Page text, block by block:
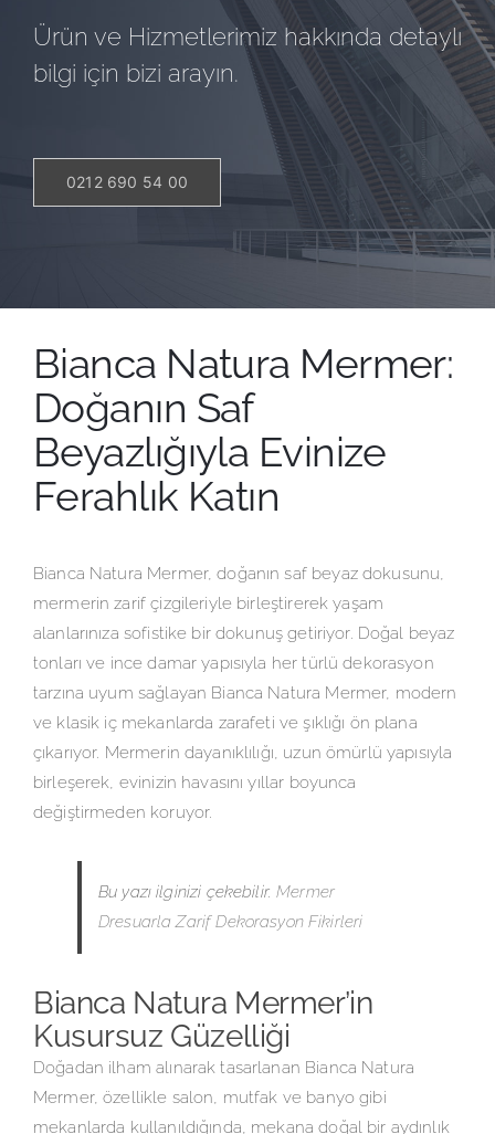
Ürün ve Hizmetlerimiz hakkında detaylı
bilgi için bizi arayın.
0212 690 54 00
Bianca Natura Mermer:
Doğanın Saf
Beyazlığıyla Evinize
Ferahlık Katın
Bianca Natura Mermer, doğanın saf beyaz dokusunu,
mermerin zarif çizgileriyle birleştirerek yaşam
alanlarınıza sofistike bir dokunuş getiriyor. Doğal beyaz
tonları ve ince damar yapısıyla her türlü dekorasyon
tarzına uyum sağlayan Bianca Natura Mermer, modern
ve klasik iç mekanlarda zarafeti ve şıklığı ön plana
çıkarıyor. Mermerin dayanıklılığı, uzun ömürlü yapısıyla
birleşerek, evinizin havasını yıllar boyunca
değiştirmeden koruyor.
Bu yazı ilginizi çekebilir.Mermer
Dresuarla Zarif Dekorasyon Fikirleri
Bianca Natura Mermer’in
Kusursuz Güzelliği
Doğadan ilham alınarak tasarlanan Bianca Natura
Mermer, özellikle salon, mutfak ve banyo gibi
mekanlarda kullanıldığında, mekana doğal bir aydınlık